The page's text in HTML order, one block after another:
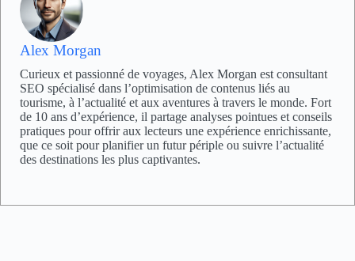
Alex Morgan
Curieux et passionné de voyages, Alex Morgan est consultant
SEO spécialisé dans l’optimisation de contenus liés au
tourisme, à l’actualité et aux aventures à travers le monde. Fort
de 10 ans d’expérience, il partage analyses pointues et conseils
pratiques pour offrir aux lecteurs une expérience enrichissante,
que ce soit pour planifier un futur périple ou suivre l’actualité
des destinations les plus captivantes.